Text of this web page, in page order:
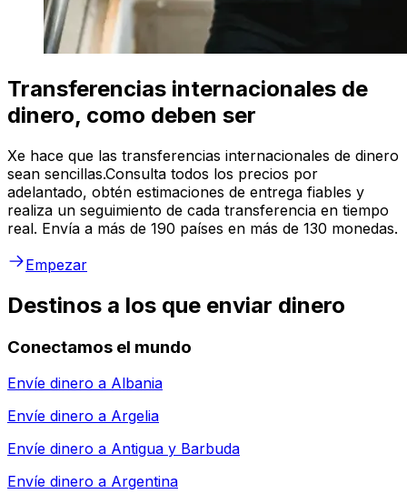
Transferencias internacionales de
dinero, como deben ser
Xe hace que las transferencias internacionales de dinero
sean sencillas.Consulta todos los precios por
adelantado, obtén estimaciones de entrega fiables y
realiza un seguimiento de cada transferencia en tiempo
real. Envía a más de 190 países en más de 130 monedas.
Empezar
Destinos a los que enviar dinero
Conectamos el mundo
Envíe dinero a Albania
Envíe dinero a Argelia
Envíe dinero a Antigua y Barbuda
Envíe dinero a Argentina